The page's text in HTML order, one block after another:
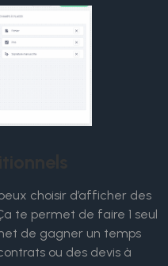
choisir d’afficher des
te permet de faire 1 seul
de gagner un temps
ou des devis à